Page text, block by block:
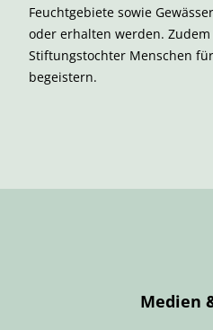
Feuchtgebiete sowie
oder erhalten werden. Zudem
Stiftungstochter Menschen
begeistern.
Medien